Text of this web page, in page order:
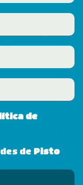
de
de Pisto